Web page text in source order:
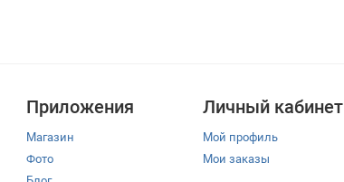
Приложения
Магазин
Фото
Личный кабинет
Мой профиль
Мои заказы